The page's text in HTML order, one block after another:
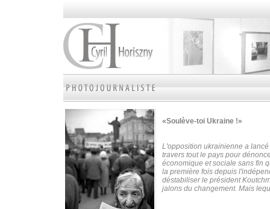
«Soulève-toi Ukraine !»
L'opposition ukrainienne a
travers tout le pays pour
économique et sociale sans fin
la première fois depuis
déstabiliser le président
jalons du changement. Mais